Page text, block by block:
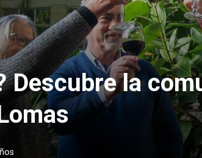
Descubre la